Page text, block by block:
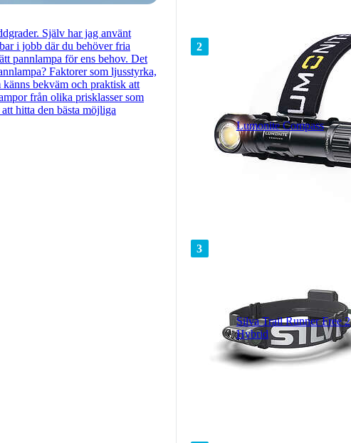
Själv har jag använt
i jobb där du behöver fria
pannlampa för ens behov. Det
Faktorer som ljusstyrka,
bekväm och praktisk att
från olika prisklasser som
hitta den bästa möjliga
2
Lumonite Compass
3
Silva Trail Runner Free 2
Hybrid